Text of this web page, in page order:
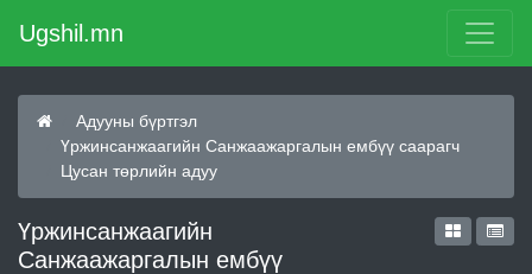
Ugshil.mn
Адууны бүртгэл
Үржинсанжаагийн Санжаажаргалын ембүү саарагч
Цусан төрлийн адуу
Үржинсанжаагийн
Санжаажаргалын ембүү